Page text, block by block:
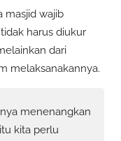
masjid wajib
harus diukur
dari
melaksanakannya.
menenangkan
kita perlu